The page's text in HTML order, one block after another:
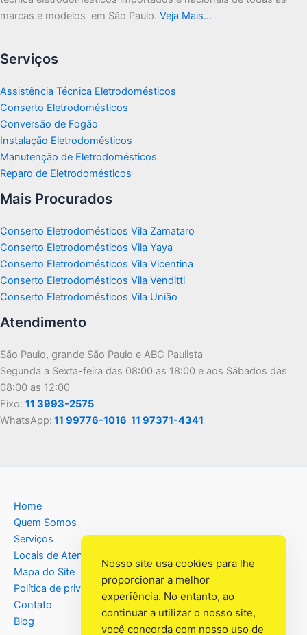
marcas e modelos em São Paulo. Veja Mais…
Serviços
Assistência Técnica Eletrodomésticos
Conserto Eletrodomésticos
Conversão de Fogão
Instalação Eletrodomésticos
Manutenção de Eletrodomésticos
Reparo de Eletrodomésticos
Mais Procurados
Conserto Eletrodomésticos Vila Zamataro
Conserto Eletrodomésticos Vila Yaya
Conserto Eletrodomésticos Vila Vicentina
Conserto Eletrodomésticos Vila Venditti
Conserto Eletrodomésticos Vila União
Atendimento
São Paulo, grande São Paulo e ABC Paulista
Segunda a Sexta-feira das 08:00 as 18:00 e aos Sábados das
08:00 as 12:00
Fixo: 11 3993-2575
WhatsApp: 11 99776-1016 11 97371-4341
Home
Quem Somos
Serviços
Locais de Atendimento
Mapa do Site
Política de privacidade
Contato
Blog
Nosso site usa cookies para lhe
proporcionar a melhor
experiência. No entanto, ao
continuar a utilizar o nosso site,
você concorda com nosso uso de